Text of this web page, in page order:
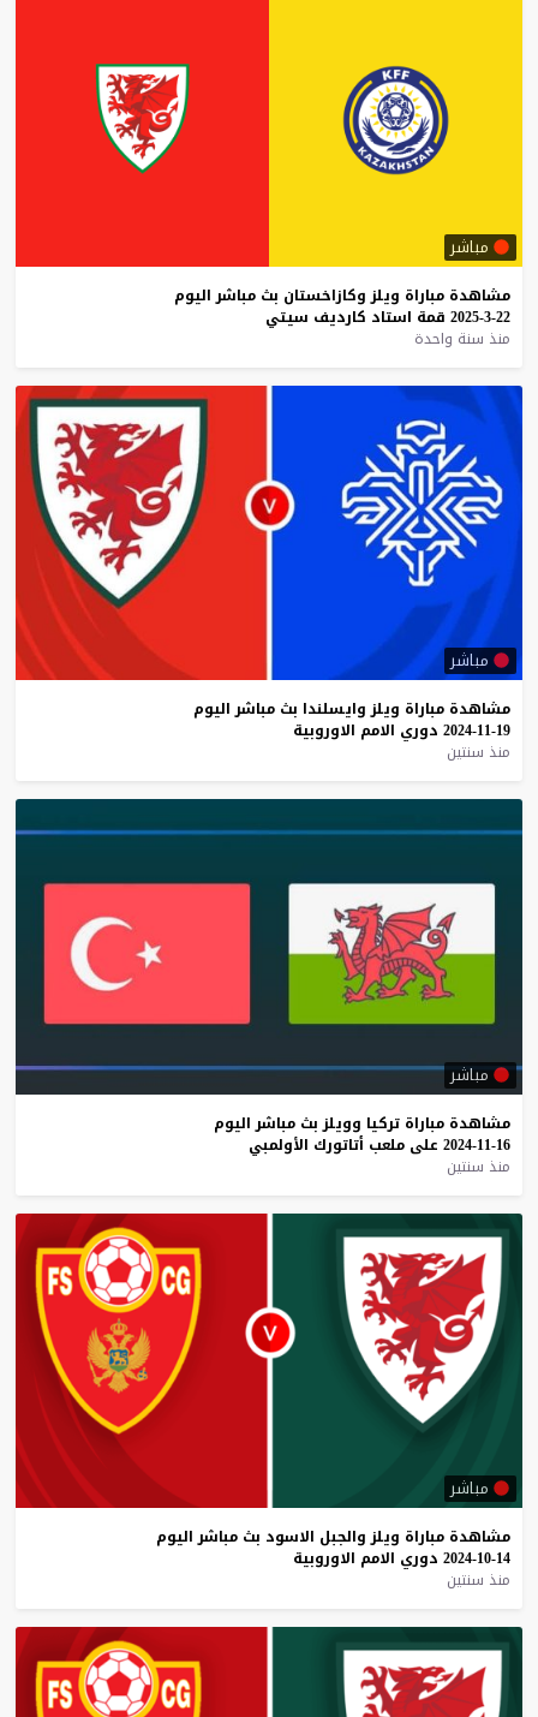
مباشر
مشاهدة مباراة ويلز وكازاخستان بث مباشر اليوم
22-3-2025
قمة استاد كارديف سيتي
منذ سنة واحدة
مباشر
مشاهدة مباراة ويلز وايسلندا بث مباشر اليوم
19-11-2024
دوري الامم الاوروبية
منذ سنتين
مباشر
مشاهدة مباراة تركيا وويلز بث مباشر اليوم
16-11-2024
على ملعب أتاتورك الأولمبي
منذ سنتين
مباشر
مشاهدة مباراة ويلز والجبل الاسود بث مباشر اليوم
14-10-2024
دوري الامم الاوروبية
منذ سنتين